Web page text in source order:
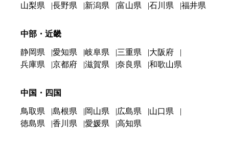
山梨県 長野県 新潟県 富山県 石川県 福井県
中部・近畿
静岡県 愛知県 岐阜県 三重県
大阪府
兵庫県
京都府 滋賀県 奈良県 和歌山県
中国・四国
鳥取県 島根県 岡山県 広島県
山口県
徳島県
香川県 愛媛県 高知県